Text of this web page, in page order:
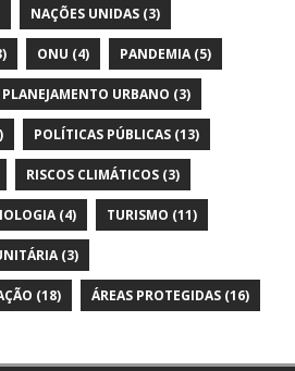
NAÇÕES UNIDAS (3)
ONU (4) PANDEMIA(5)
PLANEJAMENTO URBANO (3)
POLÍTICAS PÚBLICAS (13)
RISCOS CLIMÁTICOS (3)
(4) TURISMO (11)
(3)
(18) ÁREAS PROTEGIDAS (16)